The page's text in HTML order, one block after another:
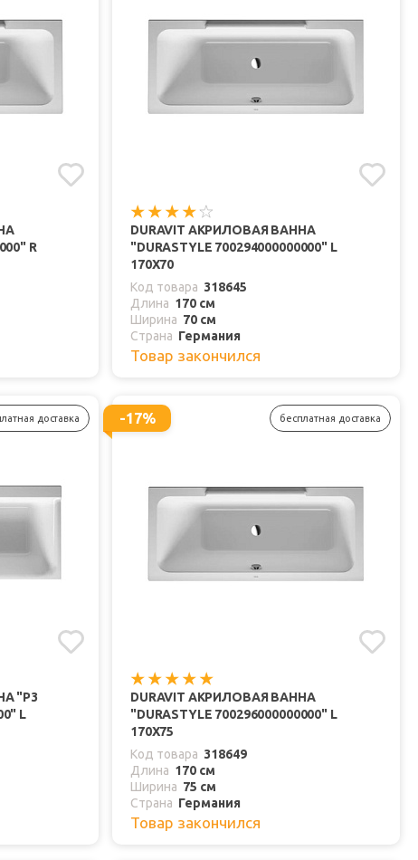
R
DURAVIT АКРИЛОВАЯ ВАННА
"DURASTYLE 700294000000000" L
170Х70
Код товара 318645
Длина 170 см
Ширина 70 см
Страна Германия
Товар закончился
доставка
"P3
L
-17% бесплатная доставка
DURAVIT АКРИЛОВАЯ ВАННА
"DURASTYLE 700296000000000" L
170Х75
Код товара 318649
Длина 170 см
Ширина 75 см
Страна Германия
Товар закончился